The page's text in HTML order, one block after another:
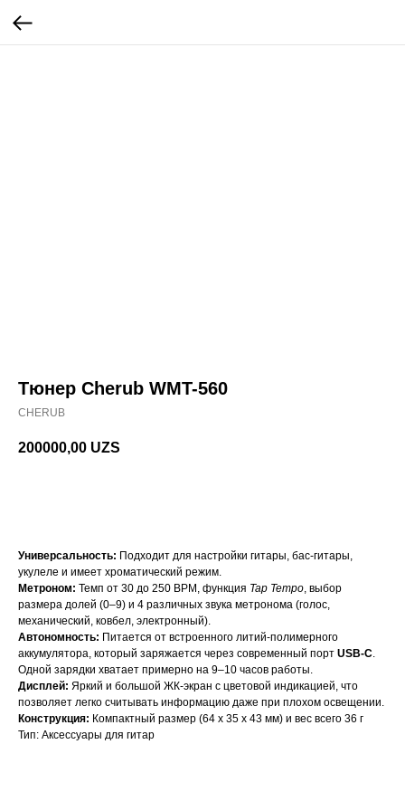
Тюнер Cherub WMT-560
CHERUB
200000,00 UZS
Универсальность: Подходит для настройки гитары, бас-гитары,
укулеле и имеет хроматический режим.
Метроном: Темп от 30 до 250 BPM, функция Tap Tempo, выбор
размера долей (0–9) и 4 различных звука метронома (голос,
механический, ковбел, электронный).
Автономность: Питается от встроенного литий-полимерного
аккумулятора, который заряжается через современный порт USB-C.
Одной зарядки хватает примерно на 9–10 часов работы.
Дисплей: Яркий и большой ЖК-экран с цветовой индикацией, что
позволяет легко считывать информацию даже при плохом освещении.
Конструкция: Компактный размер (64 х 35 х 43 мм) и вес всего 36 г
Тип: Аксессуары для гитар